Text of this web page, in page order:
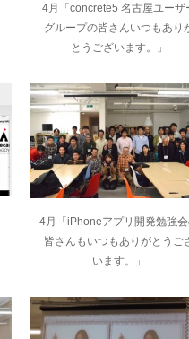
4月「concrete5 名古屋ユーザ
グループの皆さんいつもあり
とうございます。」
4月「iPhoneアプリ開発勉強
皆さんもいつもありがとうご
います。」